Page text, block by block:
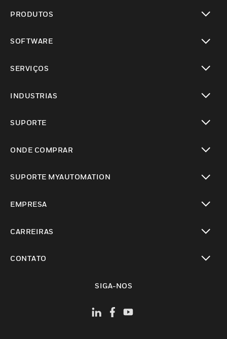
PRODUTOS
SOFTWARE
SERVIÇOS
INDUSTRIAS
SUPORTE
ONDE COMPRAR
SUPORTE MYAUTOMATION
EMPRESA
CARREIRAS
CONTATO
SIGA-NOS